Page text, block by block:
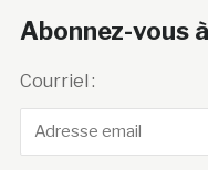
Abonnez-vous
Courriel :